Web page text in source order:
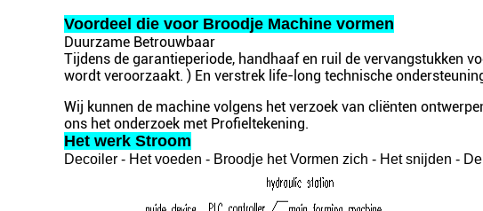
Voordeel die voor Broodje Machine vormen
Duurzame Betrouwbaar
Tijdens de garantieperiode, handhaaf en ruil de vervangstukken
wordt veroorzaakt. ) En verstrek life-long technische
Wij kunnen de machine volgens het verzoek van cliënten
ons het onderzoek met Profieltekening.
Het werk Stroom
Decoiler - Het voeden - Broodje het Vormen zich - Het snijden -